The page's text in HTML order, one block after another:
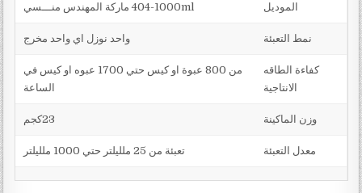
الموديل 404-1000ml ماركة المهندس منـــسي
نمط التعبئة واحد نوزل اي واحد مخرج
كفاءة الطاقه
الانتاجية
من 800 عبوة او كيس حتي 1700 عبوه او كيس في
الساعة
وزن الماكينة
معدل التعبئة تعبئة من 25 ملليلتر حتي 1000 ملليلتر